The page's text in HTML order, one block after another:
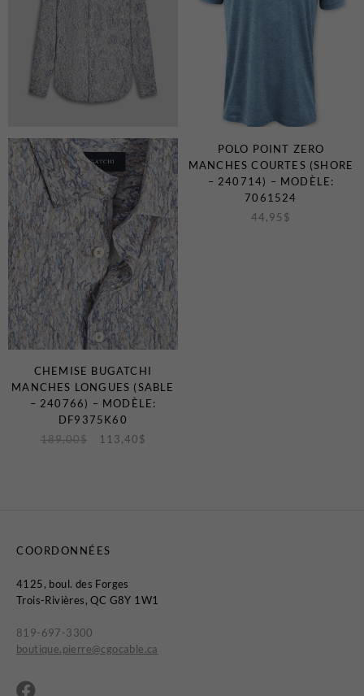
CHEMISE BUGATCHI
MANCHES LONGUES (SABLE
– 240766) – MODÈLE:
DF9375K60
189,00$ 113,40 $
POLO POINT ZERO
MANCHES COURTES (SHORE
– 240714) – MODÈLE:
7061524
44,95 $
COORDONNÉES
4125, boul. des Forges
Trois-Rivières, QC G8Y 1W1
819-697-3300
boutique.pierre@cgocable.ca